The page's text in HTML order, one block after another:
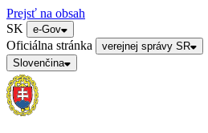
Prejsť na obsah
SK
e-Gov
Oficiálna stránka
verejnej správy SR
Slovenčina